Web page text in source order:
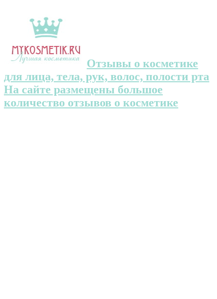
Отзывы о косметике
для лица, тела, рук, волос, полости рта
На сайте размещены большое
количество отзывов о косметике